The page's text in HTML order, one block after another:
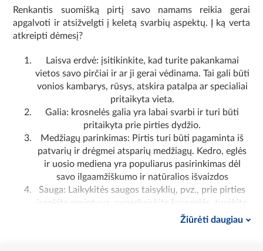
Renkantis suomišką pirtį savo namams reikia gerai
apgalvoti ir atsižvelgti į keletą svarbių aspektų.
Į ką verta
atkreipti dėmesį?
Laisva erdvė: įsitikinkite, kad turite pakankamai
vietos savo pirčiai ir ar ji gerai vėdinama. Tai gali būti
vonios kambarys, rūsys, atskira patalpa ar specialiai
pritaikyta vieta.
Galia: krosnelės galia yra labai svarbi ir turi būti
pritaikyta prie pirties dydžio.
Medžiagų parinkimas: Pirtis turi būti pagaminta iš
patvarių ir drėgmei atsparių medžiagų. Kedro, eglės
ir uosio mediena yra populiarus pasirinkimas dėl
savo ilgaamžiškumo ir natūralios išvaizdos
Sauga: Laikykitės saugos taisyklių, pvz., prie pirties
įrenkite gesintuvą, neperkaiskite krosnelės, turėkite
gerai izoliuotas duris ir tinkamą vėdinimą.
Žiūrėti daugiau